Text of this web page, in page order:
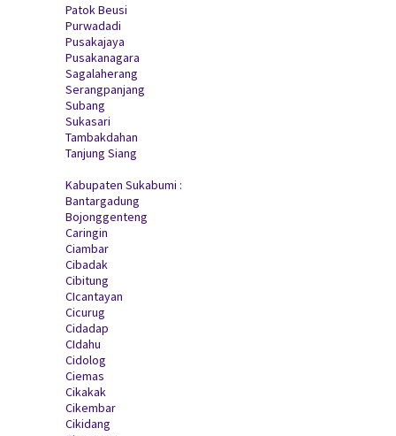
Patok Beusi
Purwadadi
Pusakajaya
Pusakanagara
Sagalaherang
Serangpanjang
Subang
Sukasari
Tambakdahan
Tanjung Siang
Kabupaten Sukabumi :
Bantargadung
Bojonggenteng
Caringin
Ciambar
Cibadak
Cibitung
CIcantayan
Cicurug
Cidadap
CIdahu
Cidolog
Ciemas
Cikakak
Cikembar
Cikidang